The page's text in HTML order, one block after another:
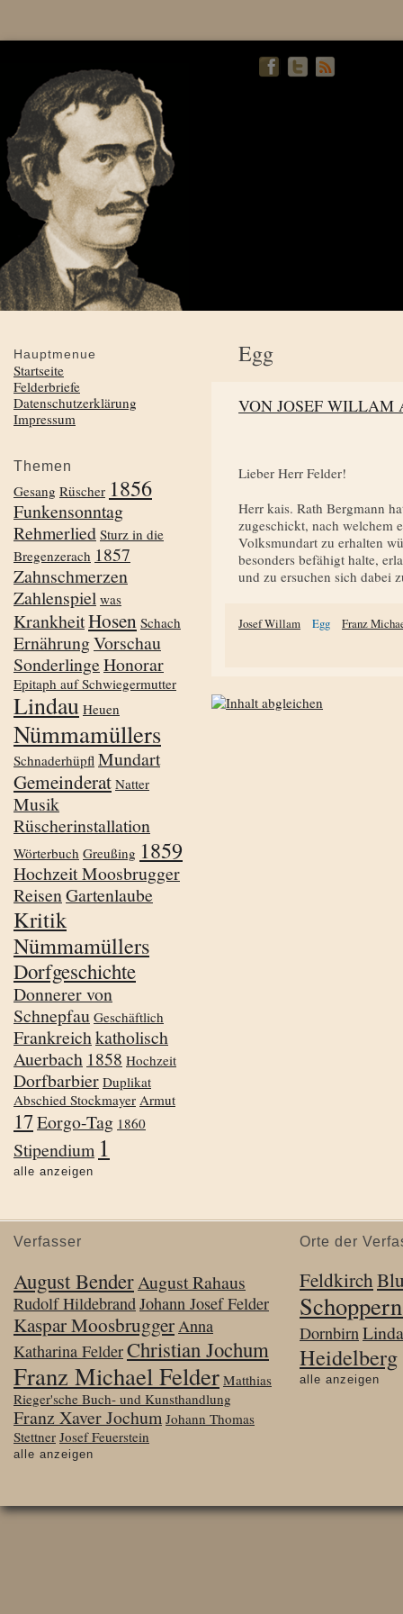
Egg
VON JOSEF WILLAM
Lieber Herr Felder!
Herr kais. Rath Bergmann
zugeschickt, nach welchem
Volksmundart zu erhalten
besonders befähigt halte,
und zu ersuchen sich dabei
Josef Willam Egg Franz
Hauptmenue
Startseite
Felderbriefe
Datenschutzerklärung
Impressum
Themen
Gesang Rüscher 1856
Funkensonntag
Rehmerlied Sturz in die
Bregenzerach 1857
Zahnschmerzen
Zahlenspiel was
KrankheitHosen Schach
ErnährungVorschau
SonderlingeHonorar
Epitaph auf Schwiegermutter
Lindau Heuen
Nümmamüllers
Schnaderhüpfl Mundart
Gemeinderat Natter
Musik
Rüscherinstallation
Wörterbuch Greußing 1859
Hochzeit Moosbrugger
ReisenGartenlaube
Kritik
Nümmamüllers
Dorfgeschichte
Donnerer von
Schnepfau Geschäftlich
Frankreichkatholisch
Auerbach 1858 Hochzeit
Dorfbarbier Duplikat
Abschied Stockmayer Armut
17Eorgo-Tag 1860
Stipendium 1
alle anzeigen
Verfasser
August BenderAugust Rahaus
Rudolf HildebrandJohann Josef Felder
Kaspar Moosbrugger Anna
Katharina FelderChristian Jochum
Franz Michael Felder Matthias
Rieger'sche Buch- und Kunsthandlung
Franz Xaver Jochum Johann Thomas
Stettner Josef Feuerstein
alle anzeigen
Orte der
Feldkirch
Dornbirn
Heidelberg
alle anzeigen